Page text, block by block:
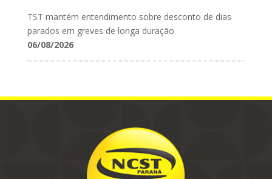
TST mantém entendimento sobre desconto de dias
parados em greves de longa duração
06/08/2026